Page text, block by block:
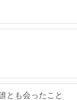
とも会ったこと